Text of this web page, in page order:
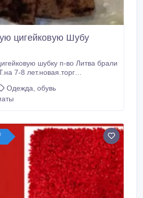
цигейковую Шубу
шубку п-во Литва брали
7-8 лет.новая.торг
Одежда, обувь